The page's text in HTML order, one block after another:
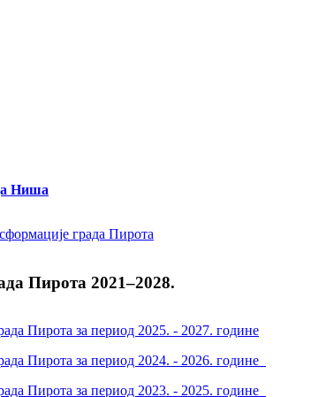
Ниша
града Пирота
Пирота 2021–2028.
Пирота за период 2025. - 2027. године
Пирота за период 2024. - 2026. године
Пирота за период 2023. - 2025. године